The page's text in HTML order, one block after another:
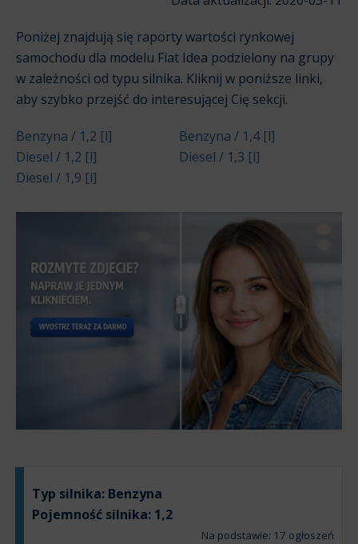
Poniżej znajdują się raporty wartości rynkowej
samochodu dla modelu Fiat Idea podzielony na grupy
w zależności od typu silnika. Kliknij w poniższe linki,
aby szybko przejść do interesującej Cię sekcji.
Benzyna / 1,2 [l]
Benzyna / 1,4 [l]
Diesel / 1,2 [l]
Diesel / 1,3 [l]
Diesel / 1,9 [l]
Typ silnika: Benzyna
Pojemność silnika: 1,2
Na podstawie: 17 ogłoszeń